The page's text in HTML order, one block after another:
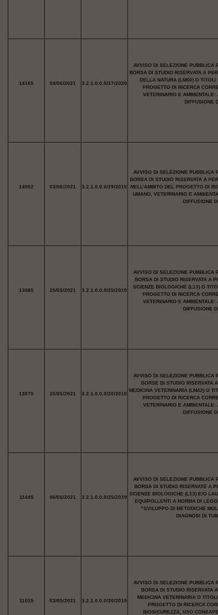
14165 04/06/2021 3.2.1.0.0.0/17/2020
AVVISO DI SELEZIONE PUBBLICA
BORSA DI STUDIO RISERVATA A
DELLA NATURA (LM60) O
PROGETTO DI RICERCA
VETERINARIO E
DIFFUSIONE
14002 03/06/2021 3.2.1.0.0.0/29/2019
AVVISO DI SELEZIONE PUBBLICA
BORSA DI STUDIO RISERVATA A
NELL'AMBITO DEL PROGETTO DI
UMANO, VETERINARIO E
DIFFUSIONE
13085 25/05/2021 3.2.1.0.0.0/25/2019
AVVISO DI SELEZIONE PUBBLICA
BORSA DI STUDIO RISERVATA A
SCIENZE BIOLOGICHE (L13) O
PROGETTO DI RICERCA
VETERINARIO E
DIFFUSIONE
13079 25/05/2021 3.2.1.0.0.0/20/2019
AVVISO DI SELEZIONE PUBBLICA
BORSE DI STUDIO RISERVATA
MEDICINA VETERINARIA (LM42) O
PROGETTO DI RICERCA
VETERINARIO E
DIFFUSIONE
11445 06/05/2021 3.2.1.0.0.0/25/2019
AVVISO DI SELEZIONE PUBBLICA
BORSA DI STUDIO RISERVATE A
SCIENZE BIOLOGICHE (L13) E/O
EQUIPOLLENTI A NORMA DI
"SVILUPPO DI METODICHE
DIAGNOSI DI
11015 03/05/2021 3.2.1.0.0.0/20/2019
AVVISO DI SELEZIONE PUBBLICA
BORSA DI STUDIO RISERVATA
MEDICINA VETERINARIA O
PROGETTO DI RICERCA
BIOSICUREZZA, USO